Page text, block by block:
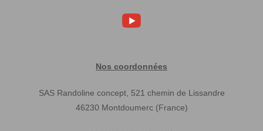
Nos coordonnées
SAS Randoline concept, 521 chemin de Lissandre
46230 Montdoumerc (France)